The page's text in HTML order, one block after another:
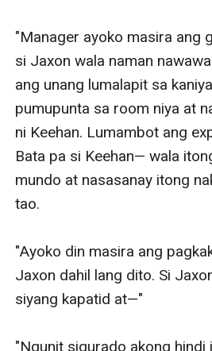
"Manager ayoko masira ang
si Jaxon wala naman
ang unang lumalapit sa
pumupunta sa room niya at
ni Keehan. Lumambot ang
Bata pa si Keehan— wala
mundo at nasasanay itong
tao.
"Ayoko din masira ang
Jaxon dahil lang dito. Si
siyang kapatid at—"
"Ngunit sigurado akong hindi